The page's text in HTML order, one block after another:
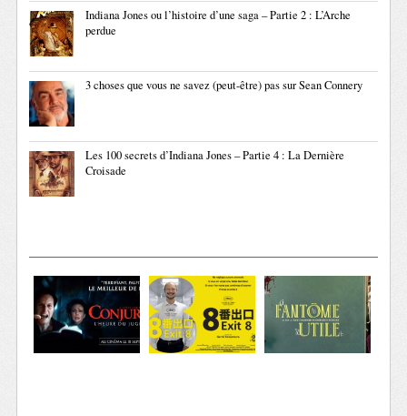
Indiana Jones ou l’histoire d’une saga – Partie 2 : L’Arche
perdue
3 choses que vous ne savez (peut-être) pas sur Sean Connery
Les 100 secrets d’Indiana Jones – Partie 4 : La Dernière
Croisade